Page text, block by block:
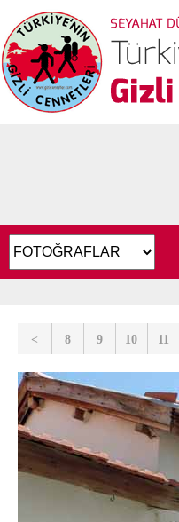
< 8 9 10 11